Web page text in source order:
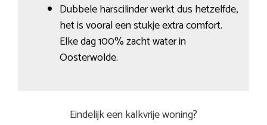
Dubbele harscilinder werkt dus hetzelfde,
het is vooral een stukje extra comfort.
Elke dag 100% zacht water in
Oosterwolde.
Eindelijk een kalkvrije woning?